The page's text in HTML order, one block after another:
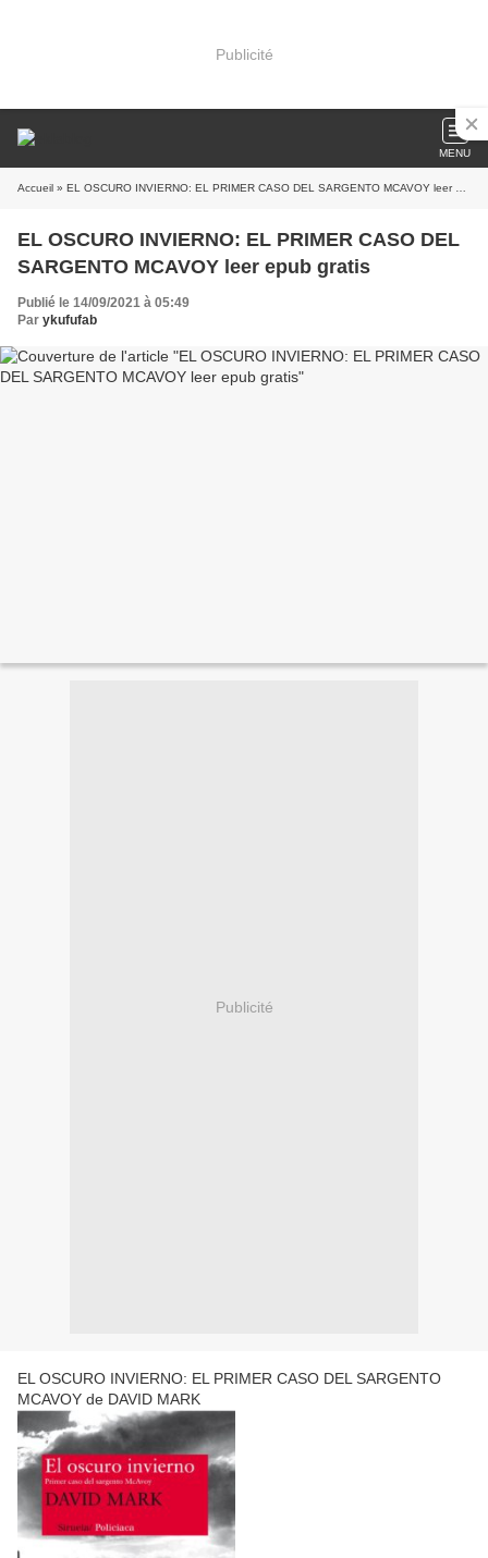
Publicité
MENU
Accueil » EL OSCURO INVIERNO: EL PRIMER CASO DEL SARGENTO MCAVOY leer epub gratis
EL OSCURO INVIERNO: EL PRIMER CASO DEL
SARGENTO MCAVOY leer epub gratis
Publié le 14/09/2021 à 05:49
Par ykufufab
Publicité
EL OSCURO INVIERNO: EL PRIMER CASO DEL SARGENTO
MCAVOY de DAVID MARK